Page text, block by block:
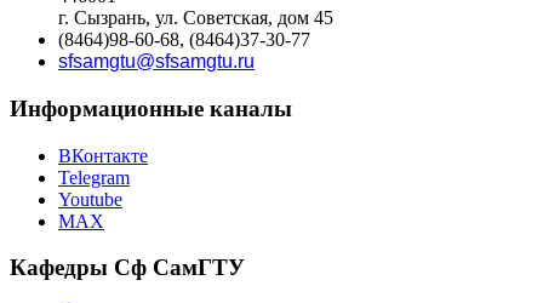
г. Сызрань, ул. Советская, дом 45
(8464)98-60-68, (8464)37-30-77
sfsamgtu@sfsamgtu.ru
Информационные каналы
ВКонтакте
Telegram
Youtube
MAX
Кафедры Сф СамГТУ